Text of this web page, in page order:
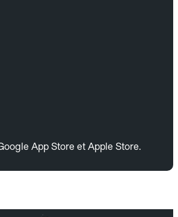
App Store et Apple Store.